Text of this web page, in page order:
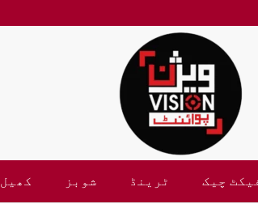
چیک ٹرینڈ شوبز کھیل